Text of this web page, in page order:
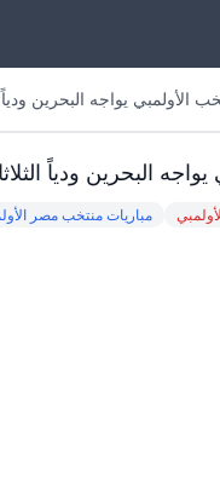
الأولمبي يواجه البحرين ودياً
البحرين ودياً
مباريات منتخب مصر